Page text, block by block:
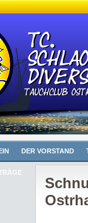
DER VORSTAND